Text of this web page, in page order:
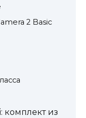
2 Basic
комплект из